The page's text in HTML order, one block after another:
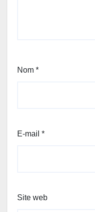
Nom *
E-mail *
Site web